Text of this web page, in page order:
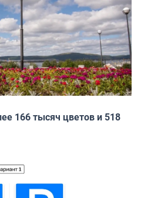
166 тысяч цветов и 518